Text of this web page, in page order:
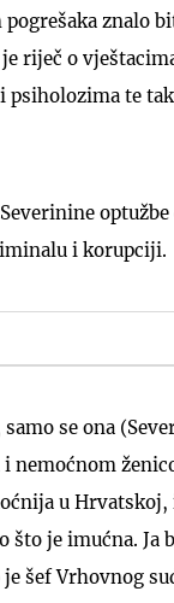
znalo
riječ o
te
optužbe
i korupciji.
se ona
nemoćnom
u Hrvatskoj,
što je imućna. Ja
šef Vrhovnog